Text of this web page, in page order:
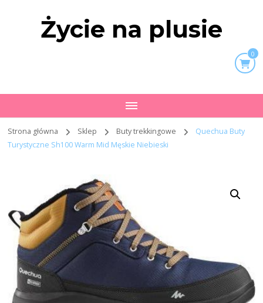
Życie na plusie
0
Strona główna Sklep Buty trekkingowe
Quechua Buty
Turystyczne Sh100 Warm Mid Męskie Niebieski